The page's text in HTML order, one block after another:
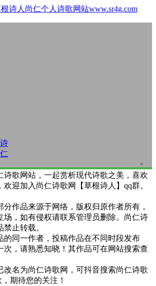
诗人尚仁个人诗歌网站www.sr4g.com
诗歌网站，一起赏析现代诗歌之美，喜欢
欢迎加入尚仁诗歌网【草根诗人】qq群。
分作品来源于网络，版权归原作者所有，
场，如有侵权请联系管理员删除。尚仁诗
止转载。
的同一作者，投稿作品在不同时段发布
次，请熟悉知晓！其作品可在网站搜索查
改名为尚仁诗歌网，可抖音搜索尚仁诗歌
期待您的关注！